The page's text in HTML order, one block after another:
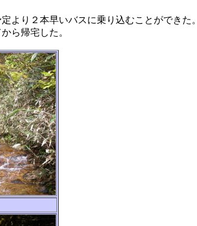
より２本早いバスに乗り込むことができた。
ら帰宅した。